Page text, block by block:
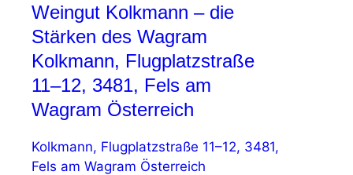
Weingut Kolkmann – die
Stärken des Wagram
Kolkmann, Flugplatzstraße
11–12, 3481, Fels am
Wagram Österreich
Kolkmann, Flugplatzstraße 11–12, 3481,
Fels am Wagram Österreich